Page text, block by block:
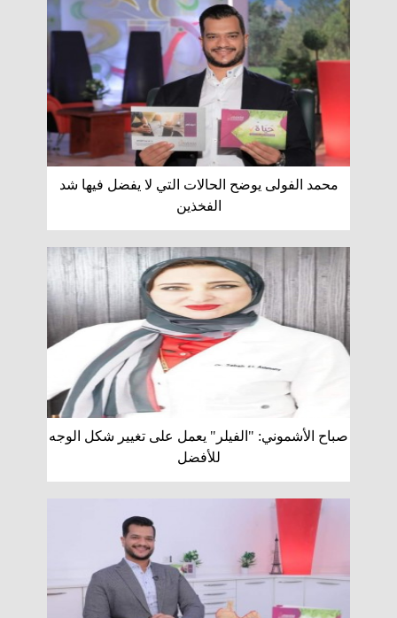
محمد الفولى يوضح الحالات التي لا يفضل فيها شد
الفخذين
صباح الأشموني: "الفيلر" يعمل على تغيير شكل الوجه
للأفضل